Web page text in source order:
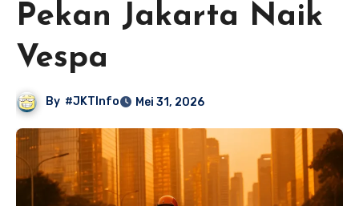
Pekan Jakarta Naik
Vespa
By #JKTInfo Mei 31, 2026